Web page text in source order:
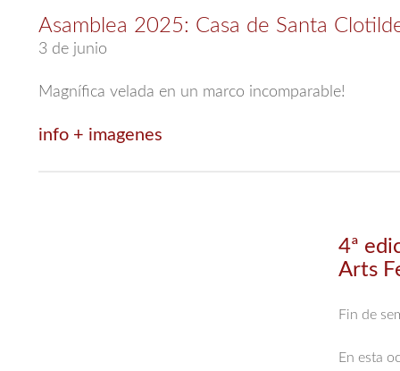
Asamblea 2025: Casa de Santa
3 de junio
Magnífica velada en un marco incomparable!
info + imagenes
4ª
Arts
Fin de
En esta